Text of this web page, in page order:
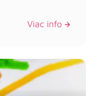
Viac info